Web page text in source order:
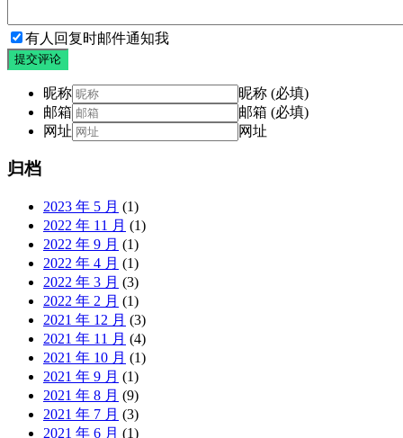
有人回复时邮件通知我
提交评论
昵称
昵称 (必填)
邮箱
邮箱 (必填)
网址
网址
归档
2023 年 5 月 (1)
2022 年 11 月 (1)
2022 年 9 月 (1)
2022 年 4 月 (1)
2022 年 3 月 (3)
2022 年 2 月 (1)
2021 年 12 月 (3)
2021 年 11 月 (4)
2021 年 10 月 (1)
2021 年 9 月 (1)
2021 年 8 月 (9)
2021 年 7 月 (3)
2021 年 6 月 (1)